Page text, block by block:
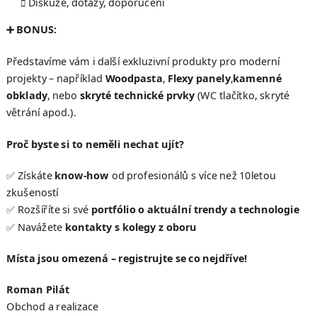
➕BONUS:
Představíme vám i další exkluzivní produkty pro moderní
projekty – například Woodpasta, Flexy panely,kamenné
obklady, nebo skryté technické prvky (WC tlačítko, skryté
větrání apod.).
Proč byste si to neměli nechat ujít?
✅ Získáte know-how od profesionálů s více než 10letou
zkušeností
✅ Rozšíříte si své portfólio o aktuální trendy a technologie
✅ Navážete kontakty s kolegy z oboru
Místa jsou omezená – registrujte se co nejdříve!
Roman Pilát
Obchod a realizace